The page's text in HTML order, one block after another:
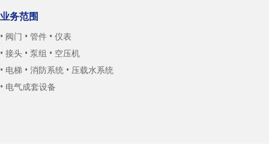
业务范围
• 阀门 • 管件 • 仪表
• 接头 • 泵组 • 空压机
• 电梯 • 消防系统 • 压载水系统
• 电气成套设备